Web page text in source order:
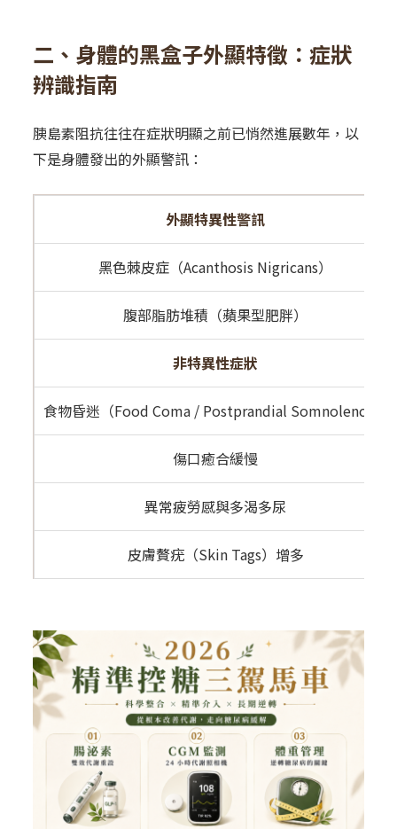
二、身體的黑盒子外顯特徵：症狀
辨識指南
胰島素阻抗往往在症狀明顯之前已悄然進展數年，以
下是身體發出的外顯警訊：
外顯特異性警訊
黑色棘皮症（Acanthosis Nigricans）
腹部脂肪堆積（蘋果型肥胖）
非特異性症狀
食物昏迷（Food Coma / Postprandial Somnolence）
傷口癒合緩慢
異常疲勞感與多渴多尿
皮膚贅疣（Skin Tags）增多